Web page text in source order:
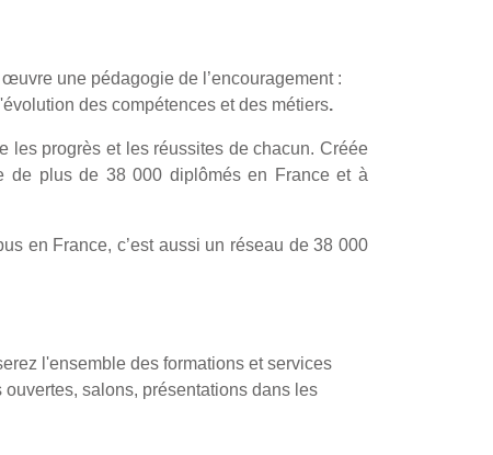
une pédagogie de l’encouragement :
des compétences et des métiers.
les progrès et les réussites de chacun. Créée
de plus de 38 000 diplômés en France et à
en France, c’est aussi un réseau de 38 000
l'ensemble des formations et services
salons, présentations dans les